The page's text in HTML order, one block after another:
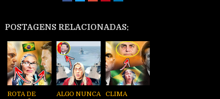
POSTAGENS RELACIONADAS:
ROTA DE
ALGO NUNCA
CLIMA